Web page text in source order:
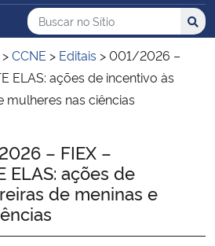
e Abastecimento
do Sítio
Busca
Buscar no no Sítio
Busca:
>CCNE > Editais >001/2026 –
ELAS: ações de incentivo às
mulheres nas ciências
– FIEX –
ELAS: ações de
de meninas e